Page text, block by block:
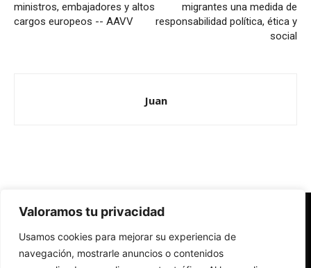
Valoramos tu privacidad
Usamos cookies para mejorar su experiencia de
navegación, mostrarle anuncios o contenidos
ministros, embajadores y altos
cargos europeos -- AAVV
migrantes una medida de
responsabilidad política, ética y
social
Juan
Redes Cristianas
Una mirada alternativa sobre la Iglesia católica y la sociedad
- Colectivos de Redes Cristianas